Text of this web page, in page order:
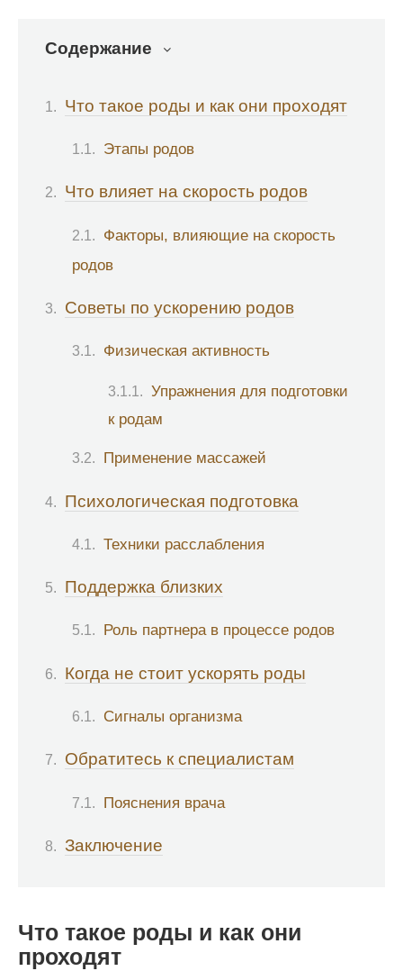
Содержание
Что такое роды и как они проходят
Этапы родов
Что влияет на скорость родов
Факторы, влияющие на скорость
родов
Советы по ускорению родов
Физическая активность
Упражнения для подготовки
к родам
Применение массажей
Психологическая подготовка
Техники расслабления
Поддержка близких
Роль партнера в процессе родов
Когда не стоит ускорять роды
Сигналы организма
Обратитесь к специалистам
Пояснения врача
Заключение
Что такое роды и как они
проходят